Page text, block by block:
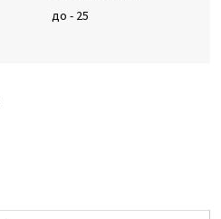
до - 25